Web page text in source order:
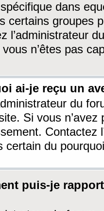
dans
certains groupes
l’administrateur
n’êtes pas
ai-je reçu un
du
Si vous
Contactez
certain du
puis-je